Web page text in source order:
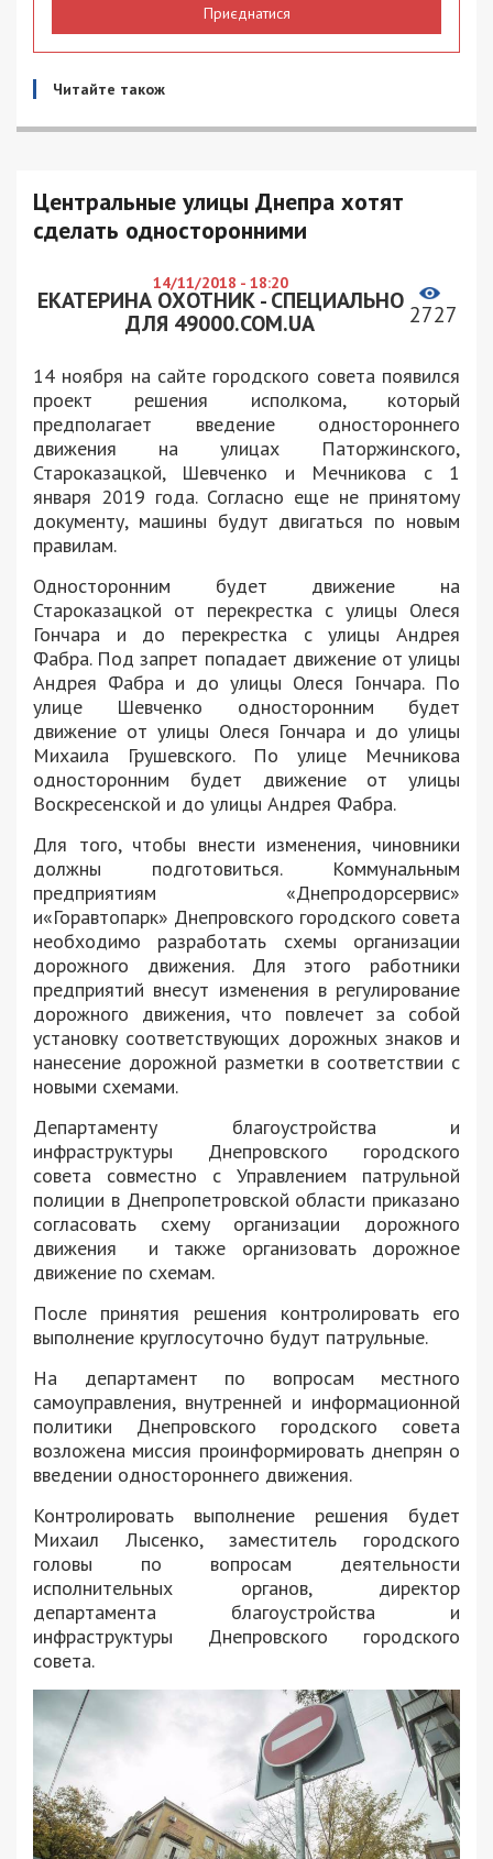
Приєднатися
Читайте також
Центральные улицы Днепра хотят
сделать односторонними
14/11/2018 - 18:20
ЕКАТЕРИНА ОХОТНИК - СПЕЦИАЛЬНО
ДЛЯ 49000.COM.UA
2727
14 ноября на сайте городского совета появился
проект решения исполкома, который
предполагает введение одностороннего
движения на улицах Паторжинского,
Староказацкой, Шевченко и Мечникова с 1
января 2019 года. Согласно еще не принятому
документу, машины будут двигаться по новым
правилам.
Односторонним будет движение на
Староказацкой от перекрестка с улицы Олеся
Гончара и до перекрестка с улицы Андрея
Фабра. Под запрет попадает движение от улицы
Андрея Фабра и до улицы Олеся Гончара. По
улице Шевченко односторонним будет
движение от улицы Олеся Гончара и до улицы
Михаила Грушевского. По улице Мечникова
односторонним будет движение от улицы
Воскресенской и до улицы Андрея Фабра.
Для того, чтобы внести изменения, чиновники
должны подготовиться. Коммунальным
предприятиям «Днепродорсервис»
и«Горавтопарк» Днепровского городского совета
необходимо разработать схемы организации
дорожного движения. Для этого работники
предприятий внесут изменения в регулирование
дорожного движения, что повлечет за собой
установку соответствующих дорожных знаков и
нанесение дорожной разметки в соответствии с
новыми схемами.
Департаменту благоустройства и
инфраструктуры Днепровского городского
совета совместно с Управлением патрульной
полиции в Днепропетровской области приказано
согласовать схему организации дорожного
движения и также организовать дорожное
движение по схемам.
После принятия решения контролировать его
выполнение круглосуточно будут патрульные.
На департамент по вопросам местного
самоуправления, внутренней и информационной
политики Днепровского городского совета
возложена миссия проинформировать днепрян о
введении одностороннего движения.
Контролировать выполнение решения будет
Михаил Лысенко, заместитель городского
головы по вопросам деятельности
исполнительных органов, директор
департамента благоустройства и
инфраструктуры Днепровского городского
совета.